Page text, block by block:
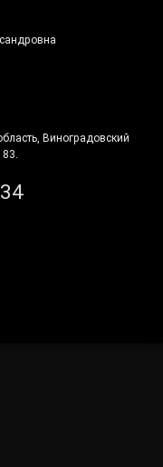
Виноградовский
83.